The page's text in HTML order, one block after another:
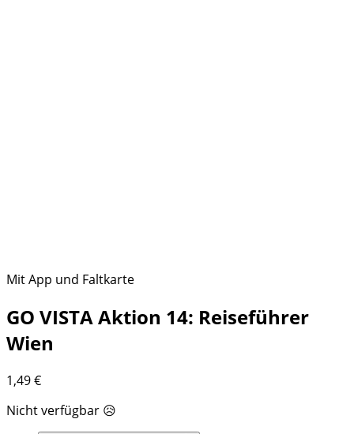
Mit App und Faltkarte
GO VISTA Aktion 14: Reiseführer
Wien
1,49€
Nicht verfügbar 😥